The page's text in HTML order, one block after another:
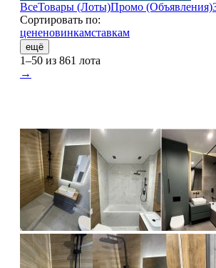
ВсеТовары (Лоты)Промо (Объявления)
Сортировать по:
цененовинкамставкам
ещё
1–50 из 861 лота
→